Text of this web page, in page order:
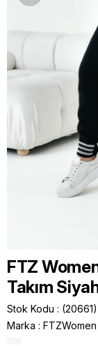
FTZ
Takım
Stok Kodu
(20661)
Marka : FTZWomen